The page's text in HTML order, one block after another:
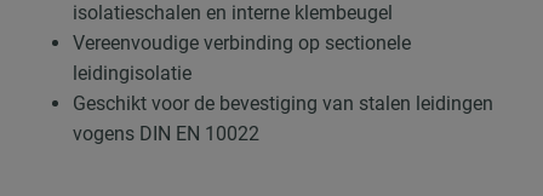
isolatieschalen en interne klembeugel
Vereenvoudige verbinding op sectionele
leidingisolatie
Geschikt voor de bevestiging van stalen leidingen
vogens DIN EN 10022